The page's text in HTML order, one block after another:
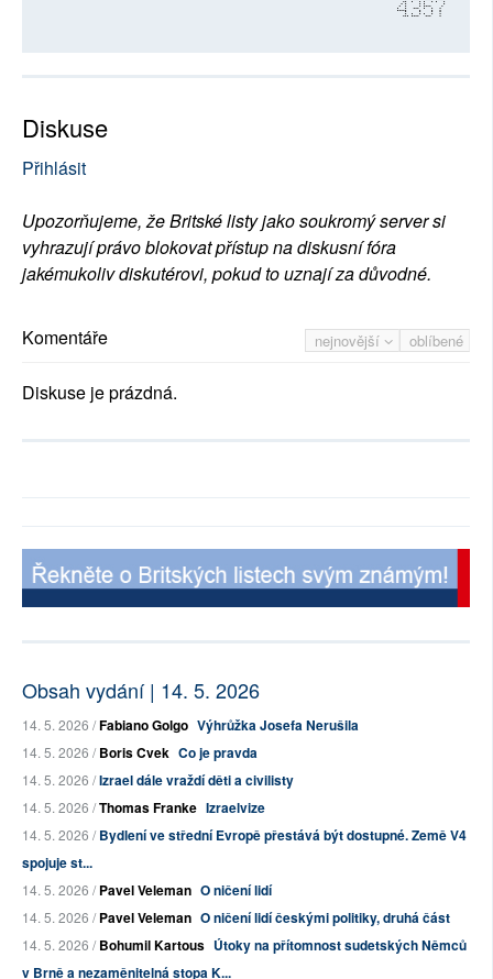
4357
Diskuse
Přihlásit
Upozorňujeme, že Britské listy jako soukromý server si
vyhrazují právo blokovat přístup na diskusní fóra
jakémukoliv diskutérovi, pokud to uznají za důvodné.
nejnovější oblíbené
Komentáře
Diskuse je prázdná.
Obsah vydání | 14. 5. 2026
14. 5. 2026 /Fabiano Golgo Výhrůžka Josefa Nerušila
14. 5. 2026 /Boris Cvek Co je pravda
14. 5. 2026 /Izrael dále vraždí děti a civilisty
14. 5. 2026 /Thomas Franke Izraelvize
14. 5. 2026 /Bydlení ve střední Evropě přestává být dostupné. Země V4
spojuje st...
14. 5. 2026 /Pavel Veleman O ničení lidí
14. 5. 2026 /Pavel Veleman O ničení lidí českými politiky, druhá část
14. 5. 2026 /Bohumil Kartous Útoky na přítomnost sudetských Němců
v Brně a nezaměnitelná stopa K...